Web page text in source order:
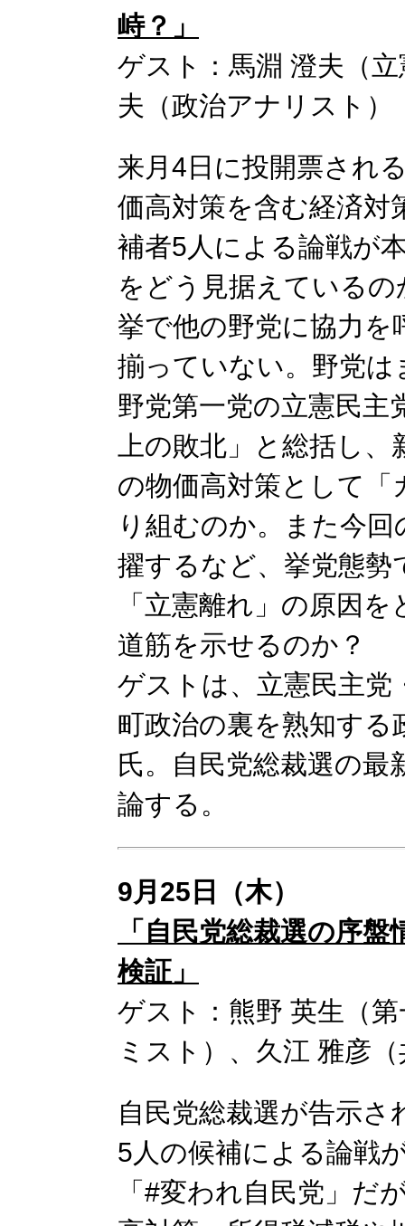
峙？」
ゲスト：馬淵 澄夫（
夫（政治アナリスト）
来月4日に投開票され
価高対策を含む経済対
補者5人による論戦が
をどう見据えている
挙で他の野党に協力
揃っていない。野党
野党第一党の立憲民主
上の敗北」と総括し
の物価高対策として
り組むのか。また今
擢するなど、挙党態
「立憲離れ」の原因
道筋を示せるのか？
ゲストは、立憲民主党
町政治の裏を熟知する
氏。自民党総裁選の最
論する。
9月25日（木）
「自民党総裁選の序
検証」
ゲスト：熊野 英生（
ミスト）、久江 雅彦
自民党総裁選が告示
5人の候補による論戦
「#変われ自民党」だ